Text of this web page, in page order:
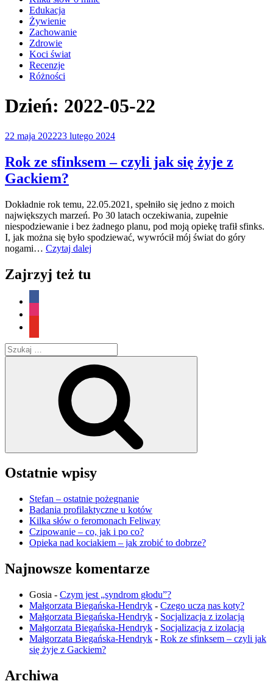
Edukacja
Żywienie
Zachowanie
Zdrowie
Koci świat
Recenzje
Różności
Dzień: 2022-05-22
Opublikowane
22 maja 202223 lutego 2024
Rok ze sfinksem – czyli jak się żyje z
Gackiem?
Dokładnie rok temu, 22.05.2021, spełniło się jedno z moich
największych marzeń. Po 30 latach oczekiwania, zupełnie
niespodziewanie i bez żadnego planu, pod moją opiekę trafił sfinks.
I, jak można się było spodziewać, wywrócił mój świat do góry
nogami… Czytaj dalej
Gackiem?”
Zajrzyj też tu
Szukaj:
Ostatnie wpisy
Stefan – ostatnie pożegnanie
Badania profilaktyczne u kotów
Kilka słów o feromonach Feliway
Czipowanie – co, jak i po co?
Opieka nad kociakiem – jak zrobić to dobrze?
Najnowsze komentarze
Gosia - Czym jest „syndrom głodu”?
Małgorzata Biegańska-Hendryk - Czego uczą nas koty?
Małgorzata Biegańska-Hendryk - Socjalizacja z izolacją
Małgorzata Biegańska-Hendryk - Socjalizacja z izolacją
Małgorzata Biegańska-Hendryk - Rok ze sfinksem – czyli jak
się żyje z Gackiem?
Archiwa